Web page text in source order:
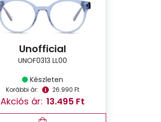
Unofficial
UNOF0313 LL00
Készleten
Korábbi ár: 26.990 Ft
Akciós ár: 13.495 Ft